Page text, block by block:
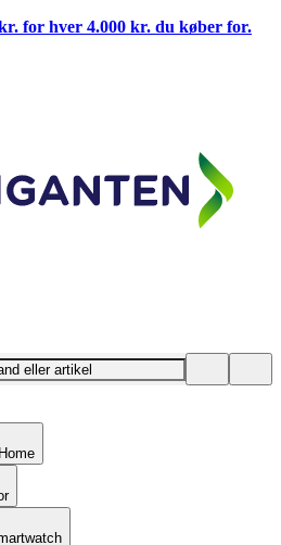
for hver 4.000 kr. du køber for.